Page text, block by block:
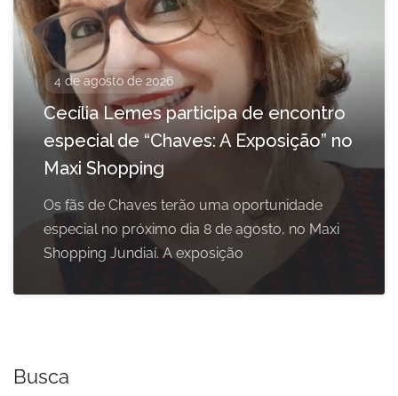
4 de agosto de 2026
Cecília Lemes participa de encontro
especial de “Chaves: A Exposição” no
Maxi Shopping
Os fãs de Chaves terão uma oportunidade
especial no próximo dia 8 de agosto, no Maxi
Shopping Jundiaí. A exposição
Busca